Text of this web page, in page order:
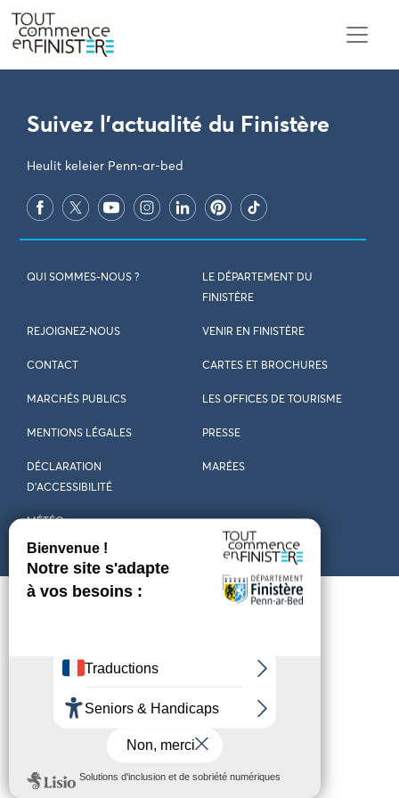
PARAMÈTRES DES COOKIES
Suivez l'actualité du Finistère
Heulit keleier Penn-ar-bed
QUI SOMMES-NOUS ?
LE DÉPARTEMENT DU
FINISTÈRE
REJOIGNEZ-NOUS VENIR EN FINISTÈRE
CONTACT CARTES ET BROCHURES
MARCHÉS PUBLICS LES OFFICES DE TOURISME
MENTIONS LÉGALES PRESSE
DÉCLARATION
D’ACCESSIBILITÉ
MARÉES
MÉTÉO